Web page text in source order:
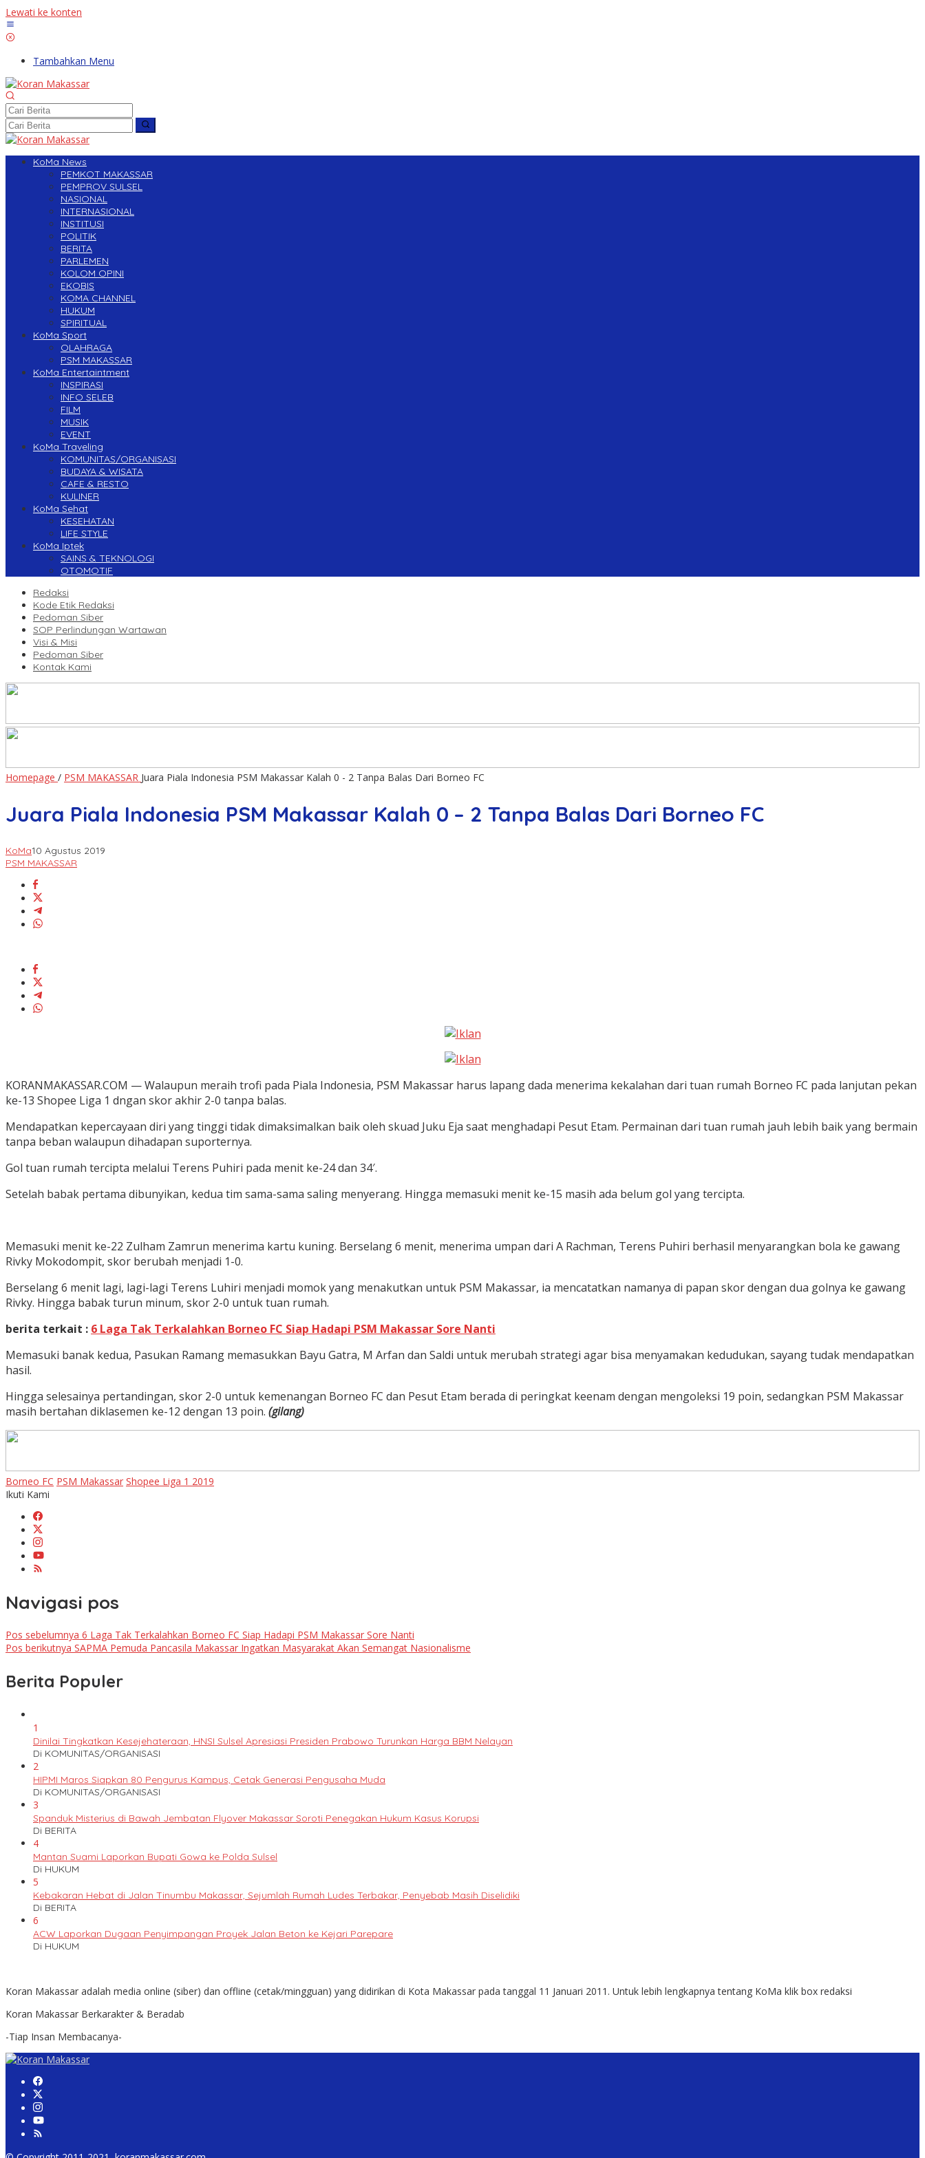
Lewati ke konten
Tambahkan Menu
KoMa News
PEMKOT MAKASSAR
PEMPROV SULSEL
NASIONAL
INTERNASIONAL
INSTITUSI
POLITIK
BERITA
PARLEMEN
KOLOM OPINI
EKOBIS
KOMA CHANNEL
HUKUM
SPIRITUAL
KoMa Sport
OLAHRAGA
PSM MAKASSAR
KoMa Entertaintment
INSPIRASI
INFO SELEB
FILM
MUSIK
EVENT
KoMa Traveling
KOMUNITAS/ORGANISASI
BUDAYA & WISATA
CAFE & RESTO
KULINER
KoMa Sehat
KESEHATAN
LIFE STYLE
KoMa Iptek
SAINS & TEKNOLOGI
OTOMOTIF
Redaksi
Kode Etik Redaksi
Pedoman Siber
SOP Perlindungan Wartawan
Visi & Misi
Pedoman Siber
Kontak Kami
Homepage / PSM MAKASSAR Juara Piala Indonesia PSM Makassar Kalah 0 - 2 Tanpa Balas Dari Borneo FC
Juara Piala Indonesia PSM Makassar Kalah 0 – 2 Tanpa Balas Dari Borneo FC
KoMa10 Agustus 2019
PSM MAKASSAR
KORANMAKASSAR.COM — Walaupun meraih trofi pada Piala Indonesia, PSM Makassar harus lapang dada menerima kekalahan dari tuan rumah Borneo FC pada lanjutan pekan
ke-13 Shopee Liga 1 dngan skor akhir 2-0 tanpa balas.
Mendapatkan kepercayaan diri yang tinggi tidak dimaksimalkan baik oleh skuad Juku Eja saat menghadapi Pesut Etam. Permainan dari tuan rumah jauh lebih baik yang bermain
tanpa beban walaupun dihadapan suporternya.
Gol tuan rumah tercipta melalui Terens Puhiri pada menit ke-24 dan 34′.
Setelah babak pertama dibunyikan, kedua tim sama-sama saling menyerang. Hingga memasuki menit ke-15 masih ada belum gol yang tercipta.
Memasuki menit ke-22 Zulham Zamrun menerima kartu kuning. Berselang 6 menit, menerima umpan dari A Rachman, Terens Puhiri berhasil menyarangkan bola ke gawang
Rivky Mokodompit, skor berubah menjadi 1-0.
Berselang 6 menit lagi, lagi-lagi Terens Luhiri menjadi momok yang menakutkan untuk PSM Makassar, ia mencatatkan namanya di papan skor dengan dua golnya ke gawang
Rivky. Hingga babak turun minum, skor 2-0 untuk tuan rumah.
berita terkait : 6 Laga Tak Terkalahkan Borneo FC Siap Hadapi PSM Makassar Sore Nanti
Memasuki banak kedua, Pasukan Ramang memasukkan Bayu Gatra, M Arfan dan Saldi untuk merubah strategi agar bisa menyamakan kedudukan, sayang tudak mendapatkan
hasil.
Hingga selesainya pertandingan, skor 2-0 untuk kemenangan Borneo FC dan Pesut Etam berada di peringkat keenam dengan mengoleksi 19 poin, sedangkan PSM Makassar
masih bertahan diklasemen ke-12 dengan 13 poin. (gilang)
Borneo FC PSM Makassar Shopee Liga 1 2019
Ikuti Kami
Navigasi pos
Pos sebelumnya 6 Laga Tak Terkalahkan Borneo FC Siap Hadapi PSM Makassar Sore Nanti
Pos berikutnya SAPMA Pemuda Pancasila Makassar Ingatkan Masyarakat Akan Semangat Nasionalisme
Berita Populer
1
Dinilai Tingkatkan Kesejehateraan, HNSI Sulsel Apresiasi Presiden Prabowo Turunkan Harga BBM Nelayan
Di KOMUNITAS/ORGANISASI
2
HIPMI Maros Siapkan 80 Pengurus Kampus, Cetak Generasi Pengusaha Muda
Di KOMUNITAS/ORGANISASI
3
Spanduk Misterius di Bawah Jembatan Flyover Makassar Soroti Penegakan Hukum Kasus Korupsi
Di BERITA
4
Mantan Suami Laporkan Bupati Gowa ke Polda Sulsel
Di HUKUM
5
Kebakaran Hebat di Jalan Tinumbu Makassar, Sejumlah Rumah Ludes Terbakar, Penyebab Masih Diselidiki
Di BERITA
6
ACW Laporkan Dugaan Penyimpangan Proyek Jalan Beton ke Kejari Parepare
Di HUKUM
Koran Makassar adalah media online (siber) dan offline (cetak/mingguan) yang didirikan di Kota Makassar pada tanggal 11 Januari 2011. Untuk lebih lengkapnya tentang KoMa klik box redaksi
Koran Makassar Berkarakter & Beradab
-Tiap Insan Membacanya-